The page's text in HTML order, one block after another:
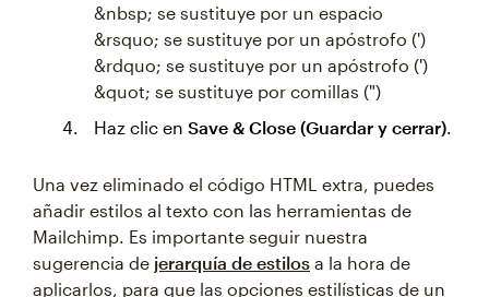
&nbsp; se sustituye por un espacio
&rsquo; se sustituye por un apóstrofo (')
&rdquo; se sustituye por un apóstrofo (')
&quot; se sustituye por comillas (")
Haz clic en Save & Close (Guardar y cerrar)
Una vez eliminado el código HTML extra, puedes
añadir estilos al texto con las herramientas de
Mailchimp. Es importante seguir nuestra
sugerencia de jerarquía de estilos a la hora de
aplicarlos, para que las opciones estilísticas de un